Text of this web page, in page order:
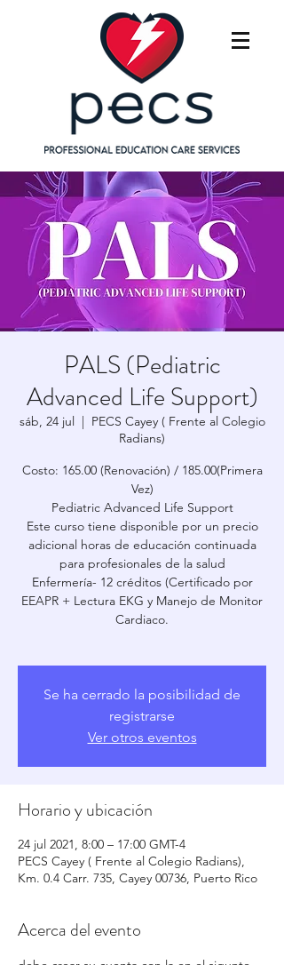
PALS (Pediatric
Advanced Life Support)
sáb, 24 jul
  |
PECS Cayey ( Frente al Colegio
Radians)
Costo: 165.00 (Renovación) / 185.00(Primera
Vez)
Pediatric Advanced Life Support
Este curso tiene disponible por un precio
adicional horas de educación continuada
para profesionales de la salud
Enfermería- 12 créditos (Certificado por
EEAPR + Lectura EKG y Manejo de Monitor
Cardiaco.
Se ha cerrado la posibilidad de
registrarse
Ver otros eventos
Horario y ubicación
24 jul 2021, 8:00 – 17:00 GMT-4
PECS Cayey ( Frente al Colegio Radians),
Km. 0.4 Carr. 735, Cayey 00736, Puerto Rico
Acerca del evento